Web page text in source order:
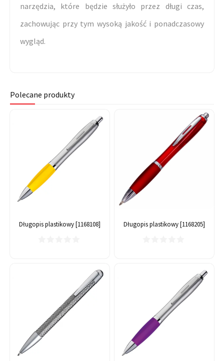
narzędzia, które będzie służyło przez długi czas,
zachowując przy tym wysoką jakość i ponadczasowy
wygląd.
Polecane produkty
Długopis plastikowy [1168108] Długopis plastikowy [1168205]